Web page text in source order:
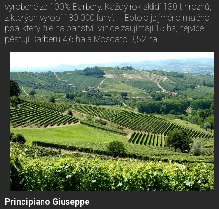
vyrobené ze 100% Barbery. Každý rok sklidí 130 t hroznů,
z kterých vyrobí 130 000 lahví. Il Botolo je jméno malého
psa, který žije na panství. Vinice zaujímají 15 ha, nejvíce
pěstují Barberu-4,6 ha a Moscato-3,52 ha.
Principiano Giuseppe